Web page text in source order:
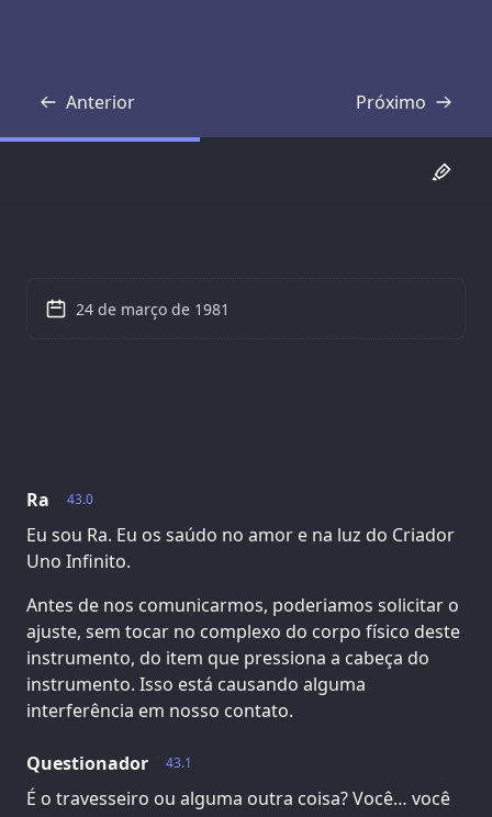
Anterior
Transcrição Próximo
Transcrição
43.0
Ra
Eu sou Ra. Eu os saúdo no amor e na luz do Criador
Uno Infinito.
Antes de nos comunicarmos, poderiamos solicitar o
ajuste, sem tocar no complexo do corpo físico deste
instrumento, do item que pressiona a cabeça do
instrumento. Isso está causando alguma
interferência em nosso contato.
43.1
Questionador
É o travesseiro ou alguma outra coisa? Você… você
24 de março de 1981